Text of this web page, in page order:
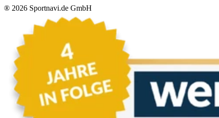
® 2026 Sportnavi.de GmbH